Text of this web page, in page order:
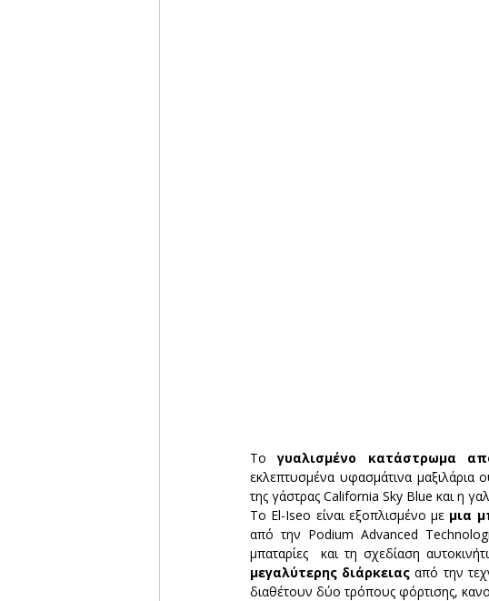
Το γυαλισμένο κατάστρωμα
εκλεπτυσμένα υφασμάτινα
της γάστρας California Sky Blue και η
Το El-Iseo είναι εξοπλισμένο με μια
από την Podium Advanced
μπαταρίες  και τη σχεδίαση
μεγαλύτερης διάρκειας από την
διαθέτουν δύο τρόπους φόρτισης,